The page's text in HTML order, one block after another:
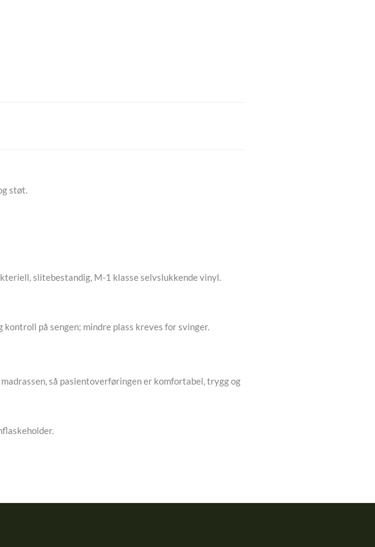
støt.
slitebestandig, M-1 klasse selvslukkende vinyl.
på sengen; mindre plass kreves for svinger.
så pasientoverføringen er komfortabel, trygg og